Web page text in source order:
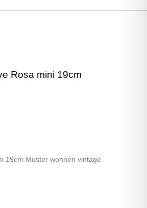
Rosa mini 19cm
19cm Muster wohnen vintage